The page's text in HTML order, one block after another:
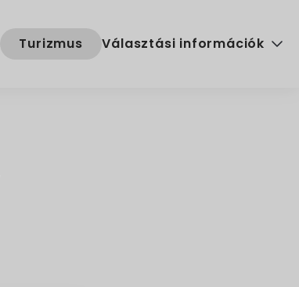
Turizmus Választási információk